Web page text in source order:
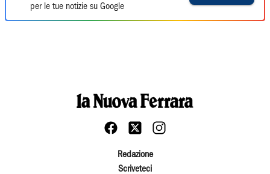
per le tue notizie su Google
Redazione
Scriveteci